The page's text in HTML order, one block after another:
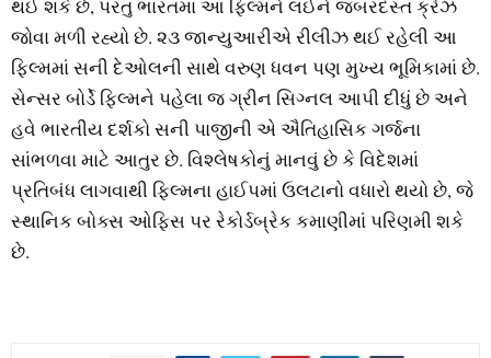
થઈ શકે છે, પરંતુ ભારતમાં આ ફિલ્મને લઈને જબરદસ્ત ક્રેઝ
જોવા મળી રહ્યો છે. ૨૩ જાન્યુઆરીએ રીલીઝ થઈ રહેલી આ
ફિલ્મમાં સની દેઓલની સાથે વરુણ ધવન પણ મુખ્ય ભૂમિકામાં છે.
સેન્સર બોર્ડે ફિલ્મને પહેલા જ ગ્રીન સિગ્નલ આપી દીધું છે અને
હવે ભારતીય દર્શકો સની પાજીની એ ઐતિહાસિક ગર્જના
સાંભળવા માટે આતુર છે. વિશ્લેષકોનું માનવું છે કે વિદેશમાં
પ્રતિબંધ લાગવાથી ફિલ્મના હાઈપમાં ઉલટાનો વધારો થયો છે, જે
સ્થાનિક બોક્સ ઓફિસ પર રેકોર્ડબ્રેક કમાણીમાં પરિણમી શકે
છે.